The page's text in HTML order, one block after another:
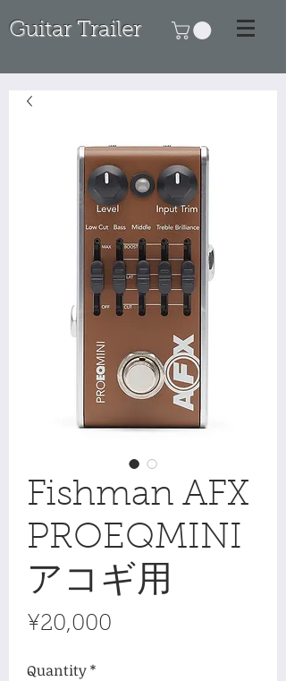
Guitar Trailer
Fishman AFX
PROEQMINI
アコギ用
¥20,000
Quantity*